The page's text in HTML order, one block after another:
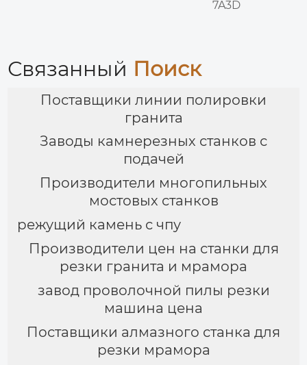
7A3D
Связанный Поиск
Поставщики линии полировки
гранита
Заводы камнерезных станков с
подачей
Производители многопильных
мостовых станков
режущий камень с чпу
Производители цен на станки для
резки гранита и мрамора
завод проволочной пилы резки
машина цена
Поставщики алмазного станка для
резки мрамора